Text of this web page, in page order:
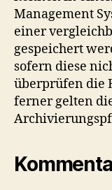
Management
einer
gespeichert
sofern diese
überprüfen die
ferner gelten